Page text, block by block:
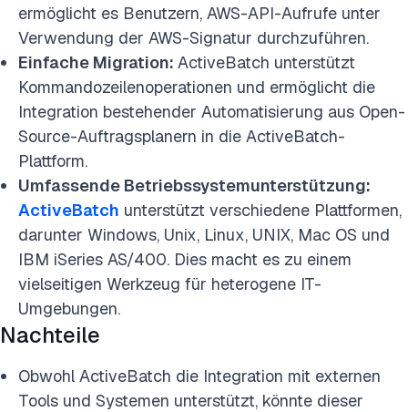
ermöglicht es Benutzern, AWS-API-Aufrufe unter
Verwendung der AWS-Signatur durchzuführen.
Einfache Migration: ActiveBatch unterstützt
Kommandozeilenoperationen und ermöglicht die
Integration bestehender Automatisierung aus Open-
Source-Auftragsplanern in die ActiveBatch-
Plattform.
Umfassende Betriebssystemunterstützung:
ActiveBatch unterstützt verschiedene Plattformen,
darunter Windows, Unix, Linux, UNIX, Mac OS und
IBM iSeries AS/400. Dies macht es zu einem
vielseitigen Werkzeug für heterogene IT-
Umgebungen.
Nachteile
Obwohl ActiveBatch die Integration mit externen
Tools und Systemen unterstützt, könnte dieser